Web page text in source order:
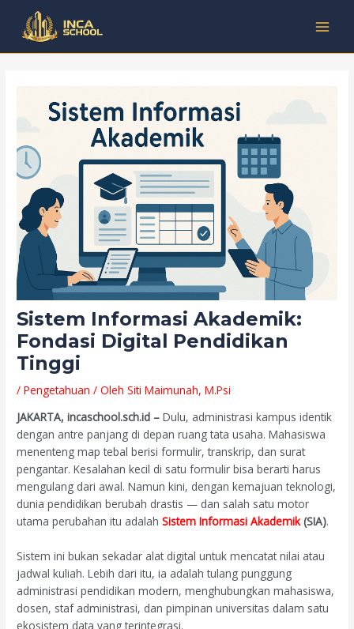
konten
Sistem Informasi Akademik:
Fondasi Digital Pendidikan
Tinggi
/Pengetahuan / OlehSiti Maimunah, M.Psi
JAKARTA, incaschool.sch.id – Dulu, administrasi kampus identik
dengan antre panjang di depan ruang tata usaha. Mahasiswa
menenteng map tebal berisi formulir, transkrip, dan surat
pengantar. Kesalahan kecil di satu formulir bisa berarti harus
mengulang dari awal. Namun kini, dengan kemajuan teknologi,
dunia pendidikan berubah drastis — dan salah satu motor
utama perubahan itu adalahSistem Informasi Akademik(SIA).
Sistem ini bukan sekadar alat digital untuk mencatat nilai atau
jadwal kuliah. Lebih dari itu, ia adalah tulang punggung
administrasi pendidikan modern, menghubungkan mahasiswa,
dosen, staf administrasi, dan pimpinan universitas dalam satu
ekosistem data yang terintegrasi.
navigation
Kategori